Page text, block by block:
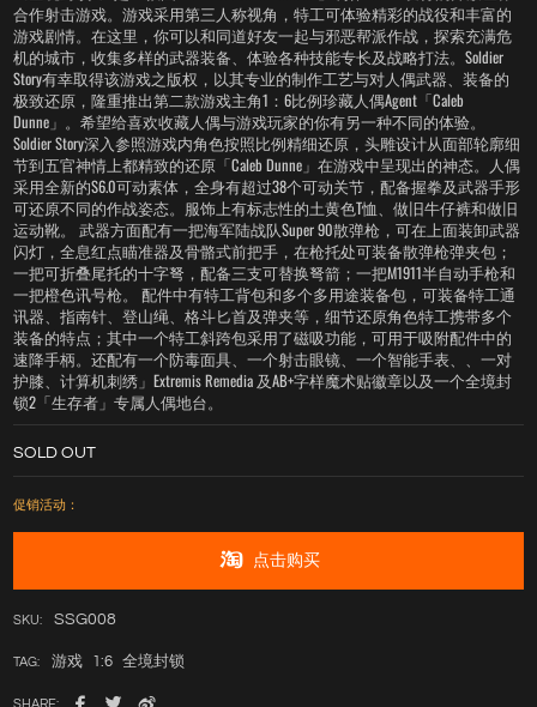
合作射击游戏。游戏采用第三人称视角，特工可体验精彩的战役和丰富的
游戏剧情。在这里，你可以和同道好友一起与邪恶帮派作战，探索充满危
机的城市，收集多样的武器装备、体验各种技能专长及战略打法。Soldier
Story有幸取得该游戏之版权，以其专业的制作工艺与对人偶武器、装备的
极致还原，隆重推出第二款游戏主角1：6比例珍藏人偶Agent「Caleb
Dunne」。希望给喜欢收藏人偶与游戏玩家的你有另一种不同的体验。
Soldier Story深入参照游戏内角色按照比例精细还原，头雕设计从面部轮廓细
节到五官神情上都精致的还原「Caleb Dunne」在游戏中呈现出的神态。人偶
采用全新的S6.0可动素体，全身有超过38个可动关节，配备握拳及武器手形
可还原不同的作战姿态。服饰上有标志性的土黄色T恤、做旧牛仔裤和做旧
运动靴。 武器方面配有一把海军陆战队Super 90散弹枪，可在上面装卸武器
闪灯，全息红点瞄准器及骨骼式前把手，在枪托处可装备散弹枪弹夹包；
一把可折叠尾托的十字弩，配备三支可替换弩箭；一把M1911半自动手枪和
一把橙色讯号枪。 配件中有特工背包和多个多用途装备包，可装备特工通
讯器、指南针、登山绳、格斗匕首及弹夹等，细节还原角色特工携带多个
装备的特点；其中一个特工斜跨包采用了磁吸功能，可用于吸附配件中的
速降手柄。还配有一个防毒面具、一个射击眼镜、一个智能手表、、一对
护膝、计算机刺绣」Extremis Remedia 及AB+字样魔术贴徽章以及一个全境封
锁2「生存者」专属人偶地台。
SOLD OUT
促销活动：
点击购买
SKU: SSG008
TAG: 游戏 1:6 全境封锁
SHARE: